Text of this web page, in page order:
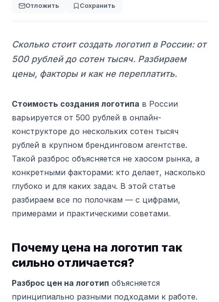
Отложить Сохранить
Сколько стоит создать логотип в России: от
500 рублей до сотен тысяч. Разбираем
цены, факторы и как не переплатить.
Стоимость создания логотипа в России
варьируется от 500 рублей в онлайн-
конструкторе до нескольких сотен тысяч
рублей в крупном брендинговом агентстве.
Такой разброс объясняется не хаосом рынка, а
конкретными факторами: кто делает, насколько
глубоко и для каких задач. В этой статье
разбираем все по полочкам — с цифрами,
примерами и практическими советами.
Почему цена на логотип так
сильно отличается?
Разброс цен на логотип объясняется
принципиально разными подходами к работе.